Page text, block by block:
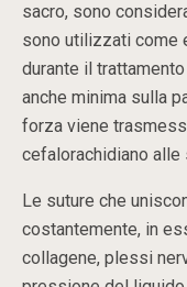
sacro, sono
sono utilizzati come
durante il
anche minima sulla
forza viene
cefalorachidiano
Le suture che
costantemente, in
collagene, plessi